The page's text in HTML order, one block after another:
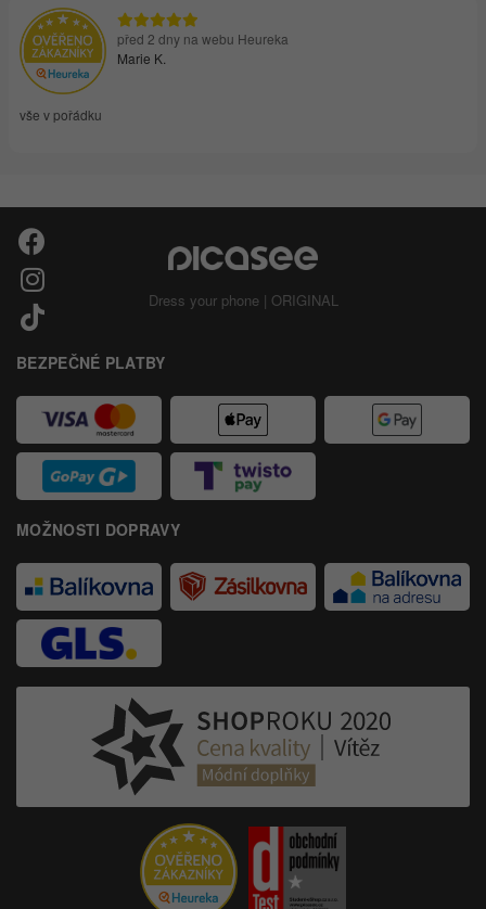
před 2 dny na webu Heureka
Marie K.
vše v pořádku
Dress your phone | ORIGINAL
BEZPEČNÉ PLATBY
MOŽNOSTI DOPRAVY